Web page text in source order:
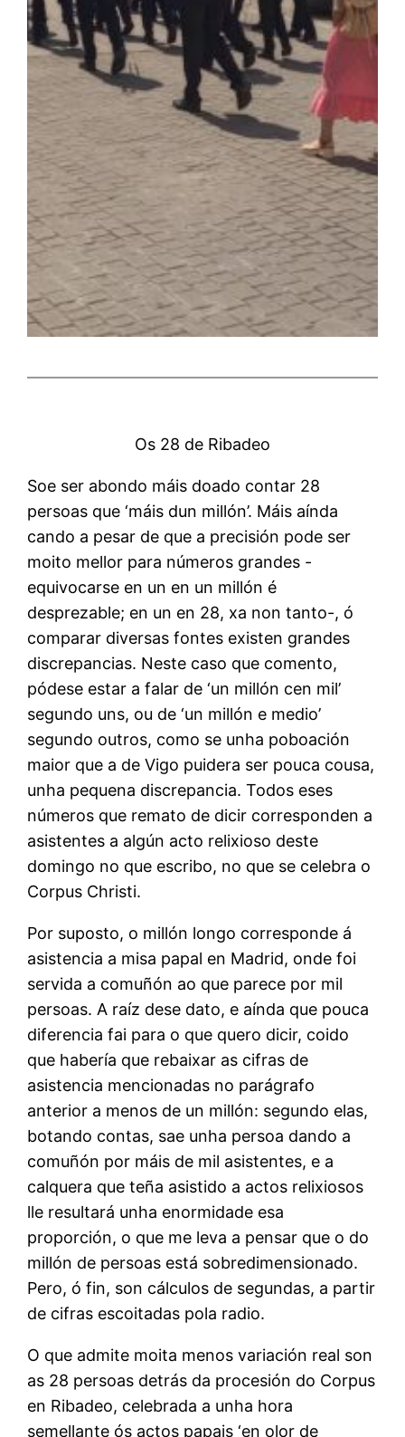
Os 28 de Ribadeo
Soe ser abondo máis doado contar 28
persoas que ‘máis dun millón’. Máis aínda
cando a pesar de que a precisión pode ser
moito mellor para números grandes -
equivocarse en un en un millón é
desprezable; en un en 28, xa non tanto-, ó
comparar diversas fontes existen grandes
discrepancias. Neste caso que comento,
pódese estar a falar de ‘un millón cen mil’
segundo uns, ou de ‘un millón e medio’
segundo outros, como se unha poboación
maior que a de Vigo puidera ser pouca cousa,
unha pequena discrepancia. Todos eses
números que remato de dicir corresponden a
asistentes a algún acto relixioso deste
domingo no que escribo, no que se celebra o
Corpus Christi.
Por suposto, o millón longo corresponde á
asistencia a misa papal en Madrid, onde foi
servida a comuñón ao que parece por mil
persoas. A raíz dese dato, e aínda que pouca
diferencia fai para o que quero dicir, coido
que habería que rebaixar as cifras de
asistencia mencionadas no parágrafo
anterior a menos de un millón: segundo elas,
botando contas, sae unha persoa dando a
comuñón por máis de mil asistentes, e a
calquera que teña asistido a actos relixiosos
lle resultará unha enormidade esa
proporción, o que me leva a pensar que o do
millón de persoas está sobredimensionado.
Pero, ó fin, son cálculos de segundas, a partir
de cifras escoitadas pola radio.
O que admite moita menos variación real son
as 28 persoas detrás da procesión do Corpus
en Ribadeo, celebrada a unha hora
semellante ós actos papais ‘en olor de